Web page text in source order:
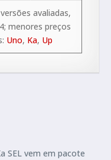
avaliadas,
menores preços
Uno, Ka, Up
SEL vem em pacote